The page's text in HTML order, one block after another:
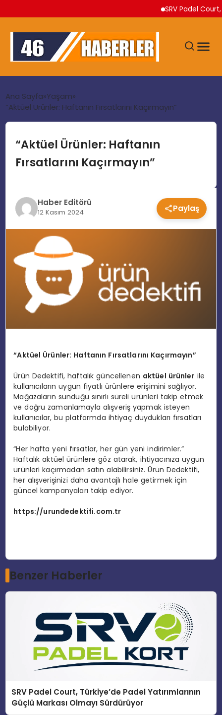
SRV Padel Court,
GÜNDEM
EKONOMI
TEKNOLOJI
MAGAZIN
YAŞAM
Ana Sayfa Yaşam
“Aktüel Ürünler: Haftanın Fırsatlarını Kaçırmayın”
“Aktüel Ürünler: Haftanın
Fırsatlarını Kaçırmayın”
Haber Editörü
12 Kasım 2024 Paylaş
“Aktüel Ürünler: Haftanın Fırsatlarını Kaçırmayın”
Ürün Dedektifi, haftalık güncellenen aktüel ürünler ile
kullanıcıların uygun fiyatlı ürünlere erişimini sağlıyor.
Mağazaların sunduğu sınırlı süreli ürünleri takip etmek
ve doğru zamanlamayla alışveriş yapmak isteyen
kullanıcılar, bu platformda ihtiyaç duydukları fırsatları
bulabiliyor.
“Her hafta yeni fırsatlar, her gün yeni indirimler.”
Haftalık aktüel ürünlere göz atarak, ihtiyacınıza uygun
ürünleri kaçırmadan satın alabilirsiniz. Ürün Dedektifi,
her alışverişinizi daha avantajlı hale getirmek için
güncel kampanyaları takip ediyor.
https://urundedektifi.com.tr
Benzer Haberler
SRV Padel Court, Türkiye’de Padel Yatırımlarının
Güçlü Markası Olmayı Sürdürüyor